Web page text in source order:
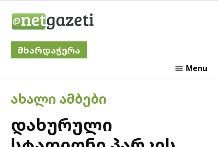
მხარდაჭერა
Menu
POSTED
ᲐᲮᲐᲚᲘ ᲐᲛᲑᲔᲑᲘ
დახურული